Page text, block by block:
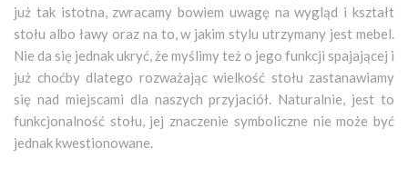
już tak istotna, zwracamy bowiem uwagę na wygląd i kształt
stołu albo ławy oraz na to, w jakim stylu utrzymany jest mebel.
Nie da się jednak ukryć, że myślimy też o jego funkcji spajającej i
już choćby dlatego rozważając wielkość stołu zastanawiamy
się nad miejscami dla naszych przyjaciół. Naturalnie, jest to
funkcjonalność stołu, jej znaczenie symboliczne nie może być
jednak kwestionowane.